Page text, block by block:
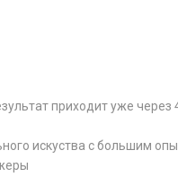
приходит уже через
искуства с большим